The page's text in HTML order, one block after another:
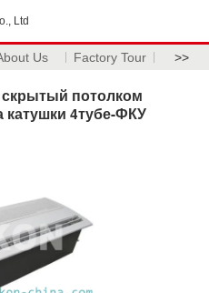
Ltd
Us Factory Tour >>
потолком
катушки 4тубе-ФКУ